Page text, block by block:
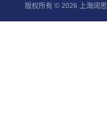
版权所有 © 2026 上海阔